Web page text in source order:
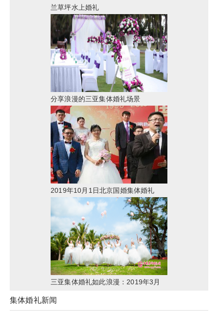
兰草坪水上婚礼
分享浪漫的三亚集体婚礼场景
2019年10月1日北京国婚集体婚礼
三亚集体婚礼如此浪漫：2019年3月
22日“浪漫天涯”集体婚礼分享
集体婚礼新闻